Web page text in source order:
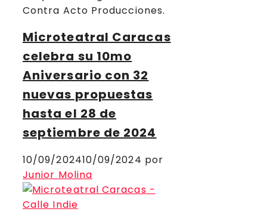
Contra Acto Producciones.
Microteatral Caracas
celebra su 10mo
Aniversario con 32
nuevas propuestas
hasta el 28 de
septiembre de 2024
10/09/202410/09/2024 por
Junior Molina